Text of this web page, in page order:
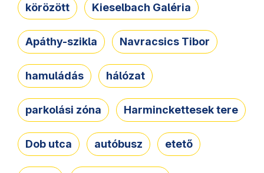
körözött Kieselbach Galéria
Apáthy-szikla Navracsics Tibor
hamuládás hálózat
parkolási zóna Harminckettesek tere
Dob utca autóbusz etető